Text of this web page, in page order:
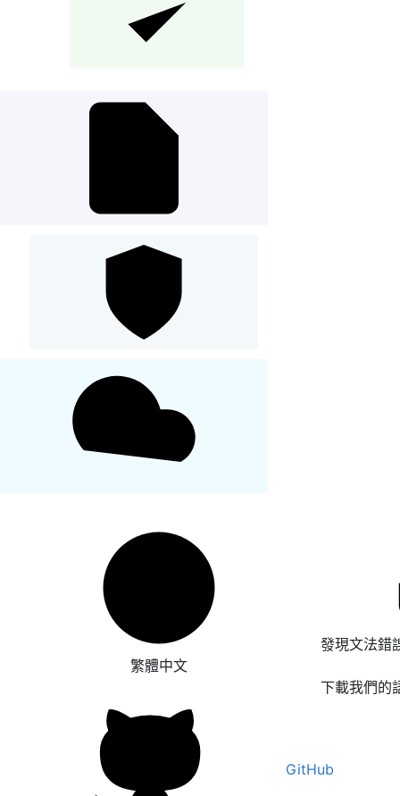
繁體中文
發現文法錯
下載我們的
GitHub